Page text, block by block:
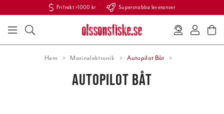
Fri frakt >1000 kr Supersnabba leveranser
Hem Marinelektronik Autopilot Båt
AUTOPILOT BÅT